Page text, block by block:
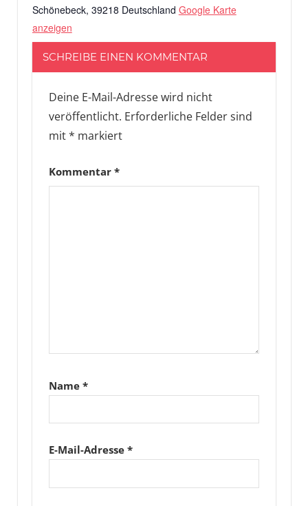
Schönebeck, 39218 Deutschland Google Karte
anzeigen
SCHREIBE EINEN KOMMENTAR
Deine E-Mail-Adresse wird nicht
veröffentlicht. Erforderliche Felder sind
mit* markiert
Kommentar *
Name *
E-Mail-Adresse *